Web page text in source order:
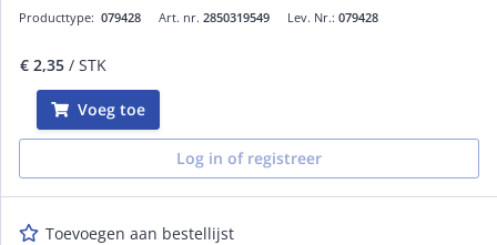
Art. nr. 2850319549
Producttype: 079428 Lev. Nr.: 079428
€ 2,35 / STK
Voeg toe
Log in of registreer
Toevoegen aan bestellijst